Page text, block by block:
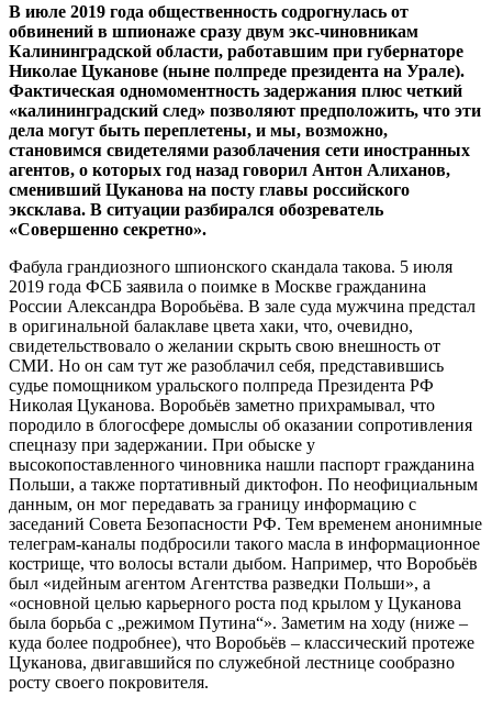
В июле 2019 года общественность содрогнулась от
обвинений в шпионаже сразу двум экс-чиновникам
Калининградской области, работавшим при губернаторе
Николае Цуканове (ныне полпреде президента на Урале).
Фактическая одномоментность задержания плюс четкий
«калининградский след» позволяют предположить, что эти
дела могут быть переплетены, и мы, возможно,
становимся свидетелями разоблачения сети иностранных
агентов, о которых год назад говорил Антон Алиханов,
сменивший Цуканова на посту главы российского
эксклава. В ситуации разбирался обозреватель
«Совершенно секретно».
Фабула грандиозного шпионского скандала такова. 5 июля
2019 года ФСБ заявила о поимке в Москве гражданина
России Александра Воробьёва. В зале суда мужчина предстал
в оригинальной балаклаве цвета хаки, что, очевидно,
свидетельствовало о желании скрыть свою внешность от
СМИ. Но он сам тут же разоблачил себя, представившись
судье помощником уральского полпреда Президента РФ
Николая Цуканова. Воробьёв заметно прихрамывал, что
породило в блогосфере домыслы об оказании сопротивления
спецназу при задержании. При обыске у
высокопоставленного чиновника нашли паспорт гражданина
Польши, а также портативный диктофон. По неофициальным
данным, он мог передавать за границу информацию с
заседаний Совета Безопасности РФ. Тем временем анонимные
телеграм-каналы подбросили такого масла в информационное
кострище, что волосы встали дыбом. Например, что Воробьёв
был «идейным агентом Агентства разведки Польши», а
«основной целью карьерного роста под крылом у Цуканова
была борьба с „режимом Путина“». Заметим на ходу (ниже –
куда более подробнее), что Воробьёв – классический протеже
Цуканова, двигавшийся по служебной лестнице сообразно
росту своего покровителя.